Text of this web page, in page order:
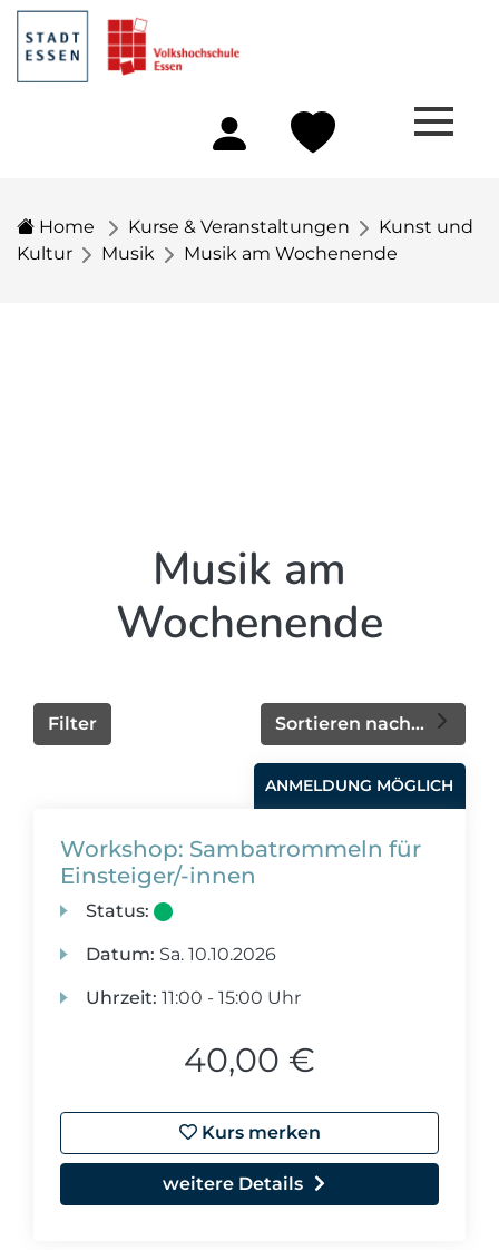
Home Kurse & Veranstaltungen
Kunst und
Kultur
Musik Musik am Wochenende
Musik am
Wochenende
Sortieren nach...
Filter
ANMELDUNG MÖGLICH
Workshop: Sambatrommeln für
Einsteiger/-innen
Status:
Datum: Sa. 10.10.2026
Uhrzeit: 11:00 - 15:00 Uhr
40,00 €
Kurs merken
weitere Details